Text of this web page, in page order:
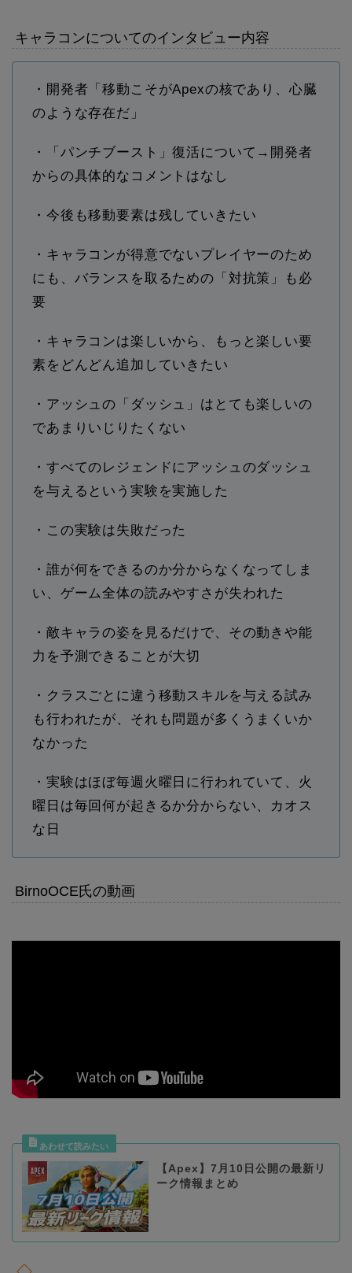
キャラコンについてのインタビュー内容
・開発者「移動こそがApexの核であり、心臓
のような存在だ」
・「パンチブースト」復活について→開発者
からの具体的なコメントはなし
・今後も移動要素は残していきたい
・キャラコンが得意でないプレイヤーのため
にも、バランスを取るための「対抗策」も必
要
・キャラコンは楽しいから、もっと楽しい要
素をどんどん追加していきたい
・アッシュの「ダッシュ」はとても楽しいの
であまりいじりたくない
・すべてのレジェンドにアッシュのダッシュ
を与えるという実験を実施した
・この実験は失敗だった
・誰が何をできるのか分からなくなってしま
い、ゲーム全体の読みやすさが失われた
・敵キャラの姿を見るだけで、その動きや能
力を予測できることが大切
・クラスごとに違う移動スキルを与える試み
も行われたが、それも問題が多くうまくいか
なかった
・実験はほぼ毎週火曜日に行われていて、火
曜日は毎回何が起きるか分からない、カオス
な日
BirnoOCE氏の動画
【Apex】7月10日公開の最新リ
ーク情報まとめ